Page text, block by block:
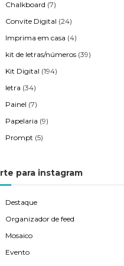
Chalkboard (7)
Convite Digital (24)
Imprima em casa (4)
kit de letras/números (39)
Kit Digital (194)
letra (34)
Painel (7)
Papelaria (9)
Prompt (5)
para instagram
Destaque
Organizador de feed
Mosaico
Evento